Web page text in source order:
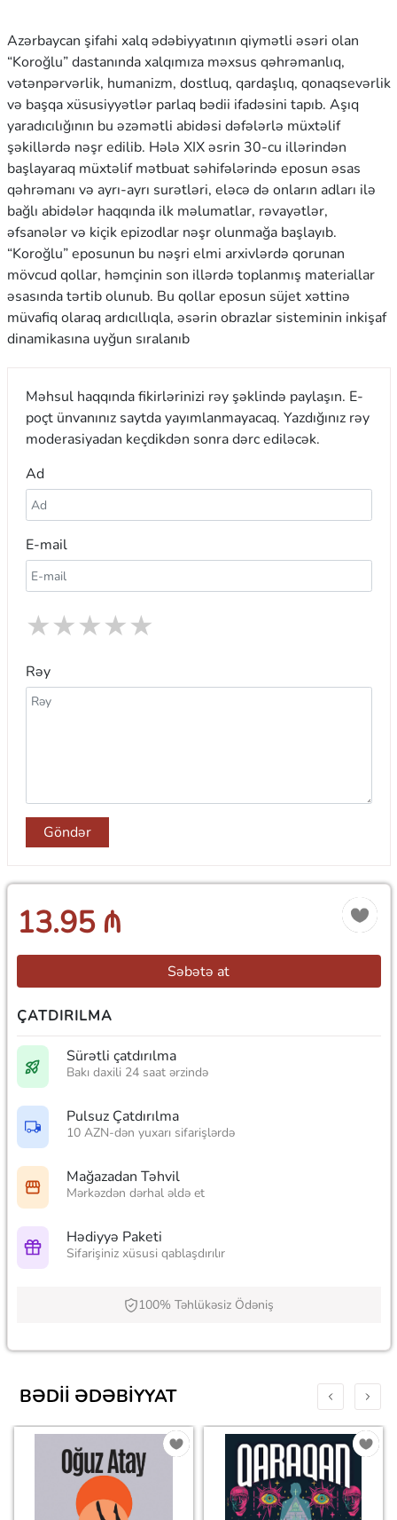
Azərbaycan şifahi xalq ədəbiyyatının qiymətli əsəri olan
“Koroğlu” dastanında xalqımıza məxsus qəhrəmanlıq,
vətənpərvərlik, humanizm, dostluq, qardaşlıq, qonaqsevərlik
və başqa xüsusiyyətlər parlaq bədii ifadəsini tapıb. Aşıq
yaradıcılığının bu əzəmətli abidəsi dəfələrlə müxtəlif
şəkillərdə nəşr edilib. Hələ XIX əsrin 30-cu illərindən
başlayaraq müxtəlif mətbuat səhifələrində eposun əsas
qəhrəmanı və ayrı-ayrı surətləri, eləcə də onların adları ilə
bağlı abidələr haqqında ilk məlumatlar, rəvayətlər,
əfsanələr və kiçik epizodlar nəşr olunmağa başlayıb.
“Koroğlu” eposunun bu nəşri elmi arxivlərdə qorunan
mövcud qollar, həmçinin son illərdə toplanmış materiallar
əsasında tərtib olunub. Bu qollar eposun süjet xəttinə
müvafiq olaraq ardıcıllıqla, əsərin obrazlar sisteminin inkişaf
dinamikasına uyğun sıralanıb
Məhsul haqqında fikirlərinizi rəy şəklində paylaşın. E-
poçt ünvanınız saytda yayımlanmayacaq. Yazdığınız rəy
moderasiyadan keçdikdən sonra dərc ediləcək.
Ad
E-mail
★
★
★
★
★
Rəy
Göndər
13.95 ₼
Səbətə at
ÇATDIRILMA
Sürətli çatdırılma
Bakı daxili 24 saat ərzində
Pulsuz Çatdırılma
10 AZN-dən yuxarı sifarişlərdə
Mağazadan Təhvil
Mərkəzdən dərhal əldə et
Hədiyyə Paketi
Sifarişiniz xüsusi qablaşdırılır
100% Təhlükəsiz Ödəniş
BƏDII ƏDƏBIYYAT